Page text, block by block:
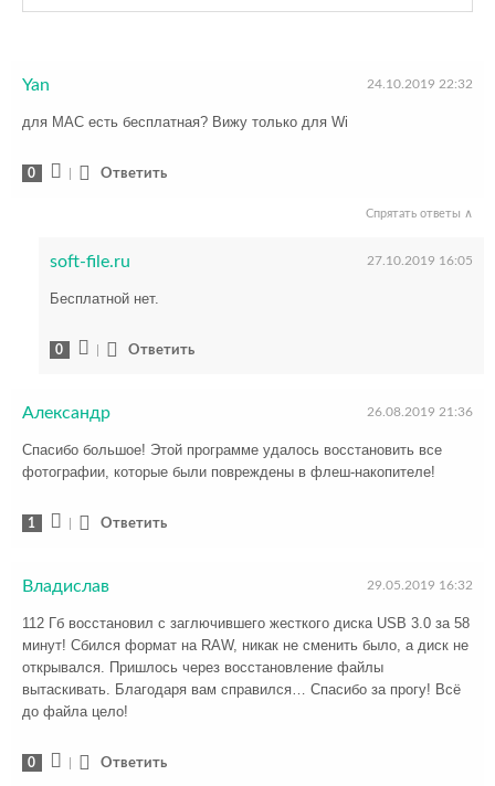
Yan 24.10.2019 22:32
для MAC есть бесплатная? Вижу только для Wi
0 Ответить
Спрятать ответы ∧
soft-file.ru 27.10.2019 16:05
Бесплатной нет.
0 Ответить
Александр 26.08.2019 21:36
Спасибо большое! Этой программе удалось восстановить все
фотографии, которые были повреждены в флеш-накопителе!
1 Ответить
Владислав 29.05.2019 16:32
112 Гб восстановил с заглючившего жесткого диска USB 3.0 за 58
минут! Сбился формат на RAW, никак не сменить было, а диск не
открывался. Пришлось через восстановление файлы
вытаскивать. Благодаря вам справился… Спасибо за прогу! Всё
до файла цело!
0 Ответить